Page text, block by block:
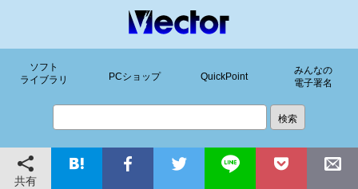
ソフト
ライブラリ
PCショップ QuickPoint
みんなの
電子署名
共有